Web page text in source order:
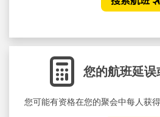
您的航班延误
您可能有资格在您的聚会中每人获